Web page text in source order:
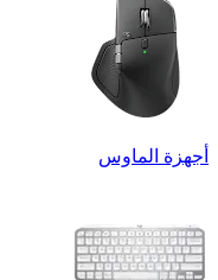
أجهزة الماوس